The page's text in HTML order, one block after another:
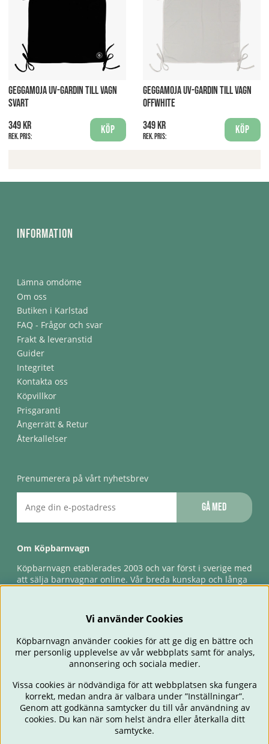
GEGGAMOJA UV-GARDIN TILL VAGN
SVART
349 kr
Rek. pris:
Köp
GEGGAMOJA UV-GARDIN TILL VAGN
OFFWHITE
349 kr
Rek. pris:
Köp
Information
Lämna omdöme
Om oss
Butiken i Karlstad
FAQ - Frågor och svar
Frakt & leveranstid
Guider
Integritet
Kontakta oss
Köpvillkor
Prisgaranti
Ångerrätt & Retur
Återkallelser
Prenumerera på vårt nyhetsbrev
Gå med
Om Köpbarnvagn
Köpbarnvagn etablerades 2003 och var först i sverige med
att sälja barnvagnar online. Vår breda kunskap och långa
förlossningsgaranti & förlängd ångerrätt.
BARNVAGNAR BILSTOLAR BABY ÄTA & MATA
RESA
Vi använder Cookies
Köpbarnvagn använder cookies för att ge dig en bättre och
mer personlig upplevelse av vår webbplats samt för analys,
annonsering och sociala medier.
Vissa cookies är nödvändiga för att webbplatsen ska fungera
korrekt, medan andra är valbara under ”Inställningar”.
Genom att godkänna samtycker du till vår användning av
cookies. Du kan när som helst ändra eller återkalla ditt
samtycke.